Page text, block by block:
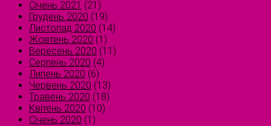
Січень 2021 (21)
Грудень 2020 (19)
Листопад 2020 (14)
Жовтень 2020 (1)
Вересень 2020 (11)
Серпень 2020 (4)
Липень 2020 (6)
Червень 2020 (13)
Травень 2020 (18)
Квітень 2020 (10)
Січень 2020 (1)